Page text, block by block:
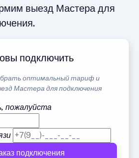
выезд Мастера для
подключить
оптимальный тариф и
Мастера для подключения
пожалуйста
подключения